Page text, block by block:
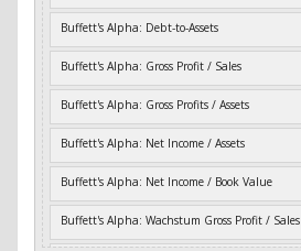
Buffett's Alpha: Debt-to-Assets
Buffett's Alpha: Gross Profit / Sales
Buffett's Alpha: Gross Profits / Assets
Buffett's Alpha: Net Income / Assets
Buffett's Alpha: Net Income / Book Value
Buffett's Alpha: Wachstum Gross Profit / Sales